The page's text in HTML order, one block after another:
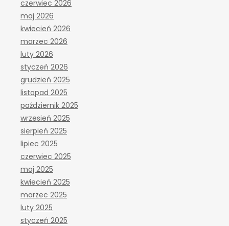
czerwiec 2026
maj 2026
kwiecień 2026
marzec 2026
luty 2026
styczeń 2026
grudzień 2025
listopad 2025
październik 2025
wrzesień 2025
sierpień 2025
lipiec 2025
czerwiec 2025
maj 2025
kwiecień 2025
marzec 2025
luty 2025
styczeń 2025